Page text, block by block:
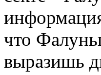
что
выразишь